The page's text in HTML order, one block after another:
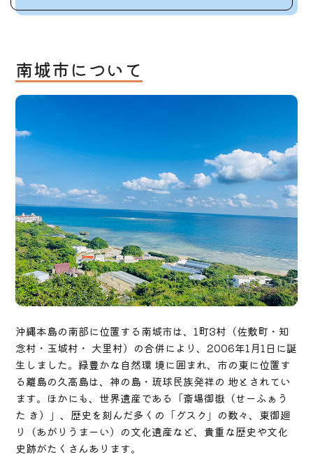
南城市について
沖縄本島の南部に位置する南城市は、1町3村（佐敷町・知
念村・玉城村・ 大里村）の合併により、2006年1月1日に誕
生しました。緑豊かな自然環 境に囲まれ、市の東に位置す
る離島の久高島は、神の島・琉球民族発祥の 地とされてい
ます。ほかにも、世界遺産である「斎場御嶽（せーふぁう
た き）」、歴史を刻んだ多くの「グスク」の数々、東御廻
り（あがりうまーい）の文化遺産など、貴重な歴史や文化
史跡がたくさんあります。